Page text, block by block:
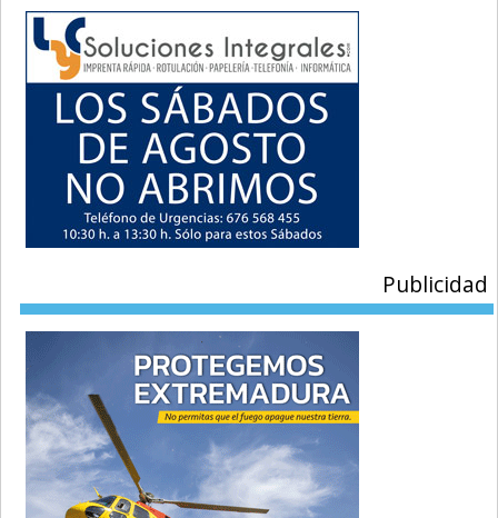
Publicidad